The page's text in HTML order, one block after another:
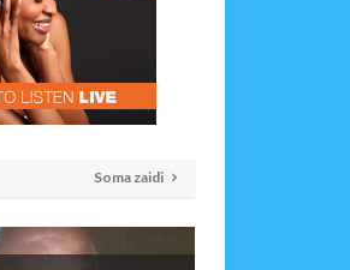
Soma zaidi